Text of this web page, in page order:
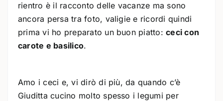
rientro è il racconto delle vacanze ma sono
ancora persa tra foto, valigie e ricordi quindi
prima vi ho preparato un buon piatto:ceci con
carote e basilico.
Amo i ceci e, vi dirò di più, da quando c’è
Giuditta cucino molto spesso i legumi per